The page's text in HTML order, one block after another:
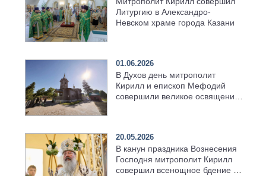
Литургию в Александро-
Невском храме города Казани
01.06.2026
В Духов день митрополит
Кирилл и епископ Мефодий
совершили великое освящение
20.05.2026
В канун праздника Вознесения
Господня митрополит Кирилл
совершил всенощное бдение в